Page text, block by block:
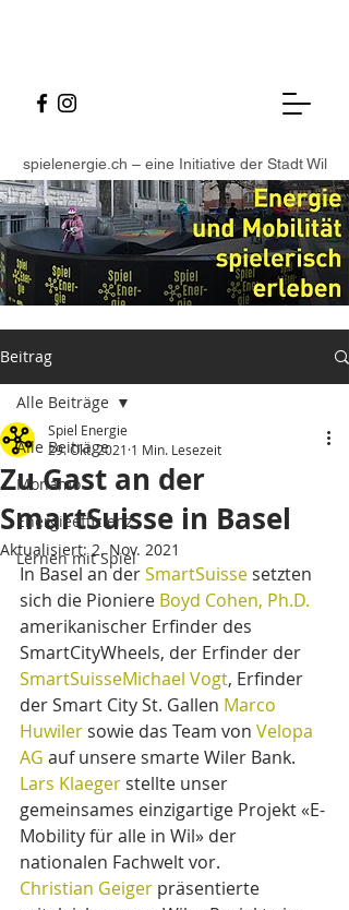
spielenergie.ch – eine Initiative der Stadt Wil
Beitrag
Alle Beiträge
Monamo
Energieeffizienz
Lernen mit Spiel
Alle Beiträge
Zu Gast an der
SmartSuisse in Basel
Spiel Energie
29. Okt. 2021 1 Min. Lesezeit
Aktualisiert:2. Nov. 2021
In Basel an der SmartSuisse setzten
sich die Pioniere Boyd Cohen, Ph.D.
amerikanischer Erfinder des
SmartCityWheels, der Erfinder der
SmartSuisseMichael Vogt, Erfinder
der Smart City St. Gallen Marco
Huwiler sowie das Team von Velopa
AG auf unsere smarte Wiler Bank.
Lars Klaeger stellte unser
gemeinsames einzigartige Projekt «E-
Mobility für alle in Wil» der
nationalen Fachwelt vor.
Christian Geiger präsentierte